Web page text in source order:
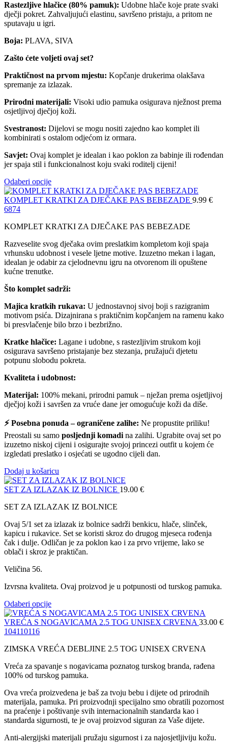
Rastezljive hlačice (80% pamuk): Udobne hlače koje prate svaki
dječji pokret. Zahvaljujući elastinu, savršeno pristaju, a pritom ne
sputavaju u igri.
Boja: PLAVA, SIVA
Zašto ćete voljeti ovaj set?
Praktičnost na prvom mjestu: Kopčanje drukerima olakšava
spremanje za izlazak.
Prirodni materijali: Visoki udio pamuka osigurava nježnost prema
osjetljivoj dječjoj koži.
Svestranost: Dijelovi se mogu nositi zajedno kao komplet ili
kombinirati s ostalom odjećom iz ormara.
Savjet: Ovaj komplet je idealan i kao poklon za babinje ili rođendan
jer spaja stil i funkcionalnost koju svaki roditelj cijeni!
Odaberi opcije
KOMPLET KRATKI ZA DJEČAKE PAS BEBEZADE 9.99 €
6874
KOMPLET KRATKI ZA DJEČAKE PAS BEBEZADE
Razveselite svog dječaka ovim preslatkim kompletom koji spaja
vrhunsku udobnost i vesele ljetne motive. Izuzetno mekan i lagan,
idealan je odabir za cjelodnevnu igru na otvorenom ili opuštene
kućne trenutke.
Što komplet sadrži:
Majica kratkih rukava: U jednostavnoj sivoj boji s razigranim
motivom psića. Dizajnirana s praktičnim kopčanjem na ramenu kako
bi presvlačenje bilo brzo i bezbrižno.
Kratke hlačice: Lagane i udobne, s rastezljivim strukom koji
osigurava savršeno pristajanje bez stezanja, pružajući djetetu
potpunu slobodu pokreta.
Kvaliteta i udobnost:
Materijal: 100% mekani, prirodni pamuk – nježan prema osjetljivoj
dječjoj koži i savršen za vruće dane jer omogućuje koži da diše.
⚡ Posebna ponuda – ograničene zalihe: Ne propustite priliku!
Preostali su samo posljednji komadi na zalihi. Ugrabite ovaj set po
izuzetno niskoj cijeni i osigurajte svojoj princezi outfit u kojem će
izgledati preslatko i osjećati se ugodno cijeli dan.
Dodaj u košaricu
SET ZA IZLAZAK IZ BOLNICE 19.00 €
SET ZA IZLAZAK IZ BOLNICE
Ovaj 5/1 set za izlazak iz bolnice sadrži benkicu, hlače, slinček,
kapicu i rukavice. Set se koristi skroz do drugog mjeseca rođenja
čak i dulje. Odličan je za poklon kao i za prvo vrijeme, lako se
oblači i skroz je praktičan.
Veličina 56.
Izvrsna kvaliteta. Ovaj proizvod je u potpunosti od turskog pamuka.
Odaberi opcije
VREĆA S NOGAVICAMA 2.5 TOG UNISEX CRVENA 33.00 €
104110116
ZIMSKA VREĆA DEBLJINE 2.5 TOG UNISEX CRVENA
Vreća za spavanje s nogavicama poznatog turskog branda, rađena
100% od turskog pamuka.
Ova vreća proizvedena je baš za tvoju bebu i dijete od prirodnih
materijala, pamuka. Pri proizvodnji specijalno smo obratili pozornost
na praćenje i poštivanje svih internacionalnih standarda kao i
standarda sigurnosti, te je ovaj proizvod siguran za Vaše dijete.
Anti-alergijski materijali pružaju sigurnost i za najosjetljiviju kožu.